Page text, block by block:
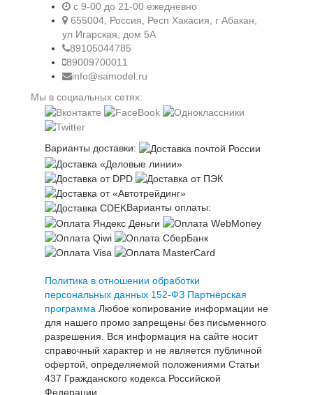
c 9-00 до 21-00 ежедневно
655004, Россия, Респ Хакасия, г Абакан,
ул Игарская, дом 5А
89105044785
89009700011
info@samodel.ru
Мы в социальных сетях:
Варианты доставки:
Варианты оплаты:
Политика в отношении обработки
персональных данных 152-ФЗ Партнёрская
программа Любое копирование информации не
для нашего промо запрещены без письменного
разрешения. Вся информация на сайте носит
справочный характер и не является публичной
офертой, определяемой положениями Статьи
437 Гражданского кодекса Российской
Федерации.